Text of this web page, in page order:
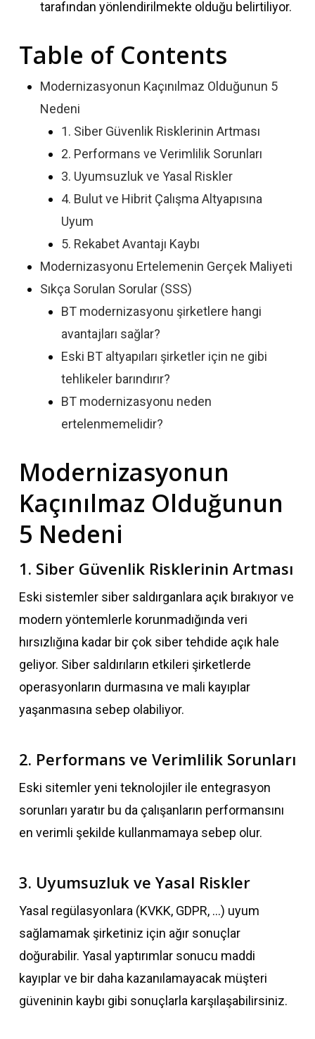
tarafından yönlendirilmekte olduğu belirtiliyor.
Table of Contents
Modernizasyonun Kaçınılmaz Olduğunun 5
Nedeni
1. Siber Güvenlik Risklerinin Artması
2. Performans ve Verimlilik Sorunları
3. Uyumsuzluk ve Yasal Riskler
4. Bulut ve Hibrit Çalışma Altyapısına
Uyum
5. Rekabet Avantajı Kaybı
Modernizasyonu Ertelemenin Gerçek Maliyeti
Sıkça Sorulan Sorular (SSS)
BT modernizasyonu şirketlere hangi
avantajları sağlar?
Eski BT altyapıları şirketler için ne gibi
tehlikeler barındırır?
BT modernizasyonu neden
ertelenmemelidir?
Modernizasyonun
Kaçınılmaz Olduğunun
5 Nedeni
1. Siber Güvenlik Risklerinin Artması
Eski sistemler siber saldırganlara açık bırakıyor ve
modern yöntemlerle korunmadığında veri
hırsızlığına kadar bir çok siber tehdide açık hale
geliyor. Siber saldırıların etkileri şirketlerde
operasyonların durmasına ve mali kayıplar
yaşanmasına sebep olabiliyor.
2. Performans ve Verimlilik Sorunları
Eski sitemler yeni teknolojiler ile entegrasyon
sorunları yaratır bu da çalışanların performansını
en verimli şekilde kullanmamaya sebep olur.
3. Uyumsuzluk ve Yasal Riskler
Yasal regülasyonlara (KVKK, GDPR, …) uyum
sağlamamak şirketiniz için ağır sonuçlar
doğurabilir. Yasal yaptırımlar sonucu maddi
kayıplar ve bir daha kazanılamayacak müşteri
güveninin kaybı gibi sonuçlarla karşılaşabilirsiniz.